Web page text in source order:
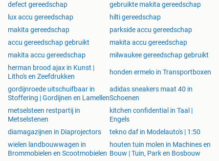
defect gereedschap
gebruikte makita gereedschap
lux accu gereedschap
hilti gereedschap
makita gereedschap
parkside accu gereedschap
accu gereedschap gebruikt
makita accu gereedschap
makita accu gereedschap
milwaukee gereedschap gebruikt
herman brood ajax in Kunst |
Litho's en Zeefdrukken
honden ermelo in Transportboxen
gordijnroede uitschuifbaar in
Stoffering | Gordijnen en Lamellen
adidas sneakers maat 40 in
Schoenen
metselsteen restpartij in
Metselstenen
kitchen confidential in Taal |
Engels
diamagazijnen in Diaprojectors
tekno daf in Modelauto's | 1:50
wielen landbouwwagen in
Brommobielen en Scootmobielen
houten tuin molen in Machines en
Bouw | Tuin, Park en Bosbouw